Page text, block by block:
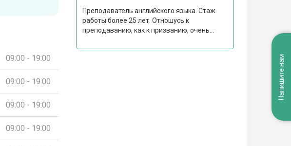
09:00 - 19:00
09:00 - 19:00
09:00 - 19:00
09:00 - 19:00
Преподаватель английского языка. Стаж
работы более 25 лет. Отношусь к
преподаванию, как к призванию, очень...
Напишите нам